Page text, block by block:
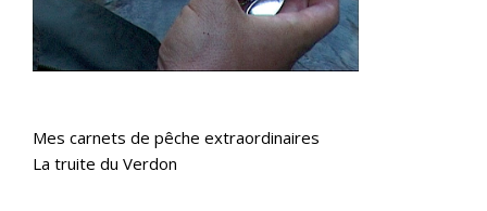
Mes carnets de pêche extraordinaires
La truite du Verdon